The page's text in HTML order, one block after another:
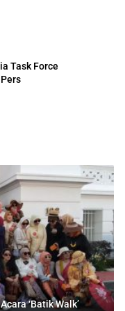
Task Force
‘Batik Walk’